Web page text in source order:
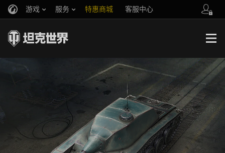
游戏 服务 特惠商城 客服中心
你好，吾久
万圣节
《以战止战》
官方自媒体